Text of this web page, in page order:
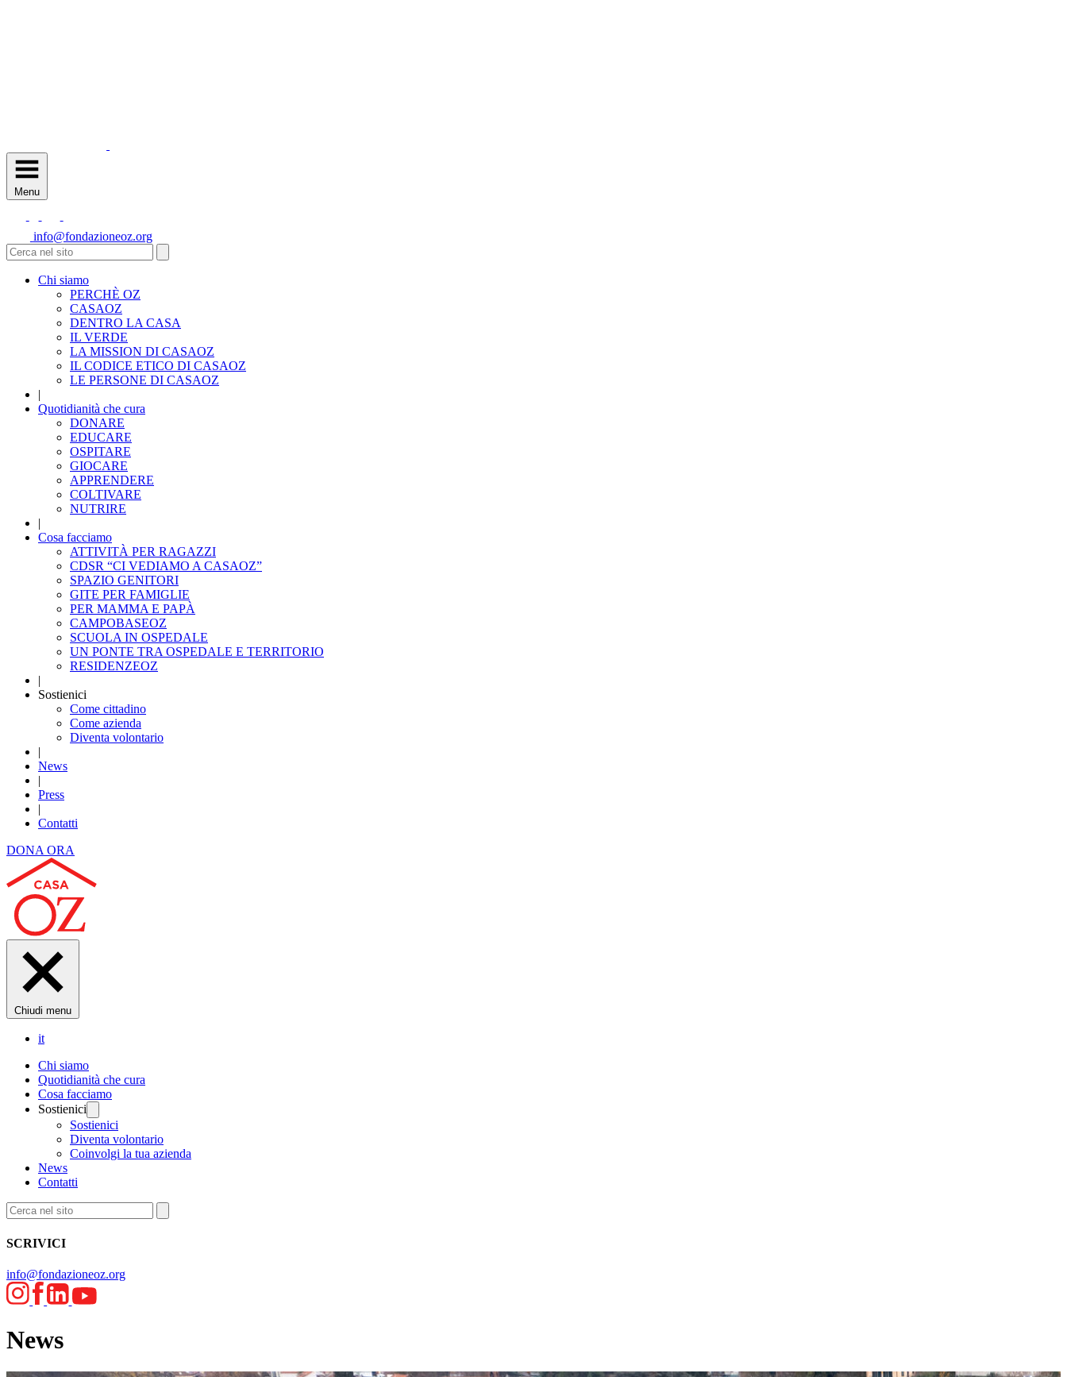
Menu
info@fondazioneoz.org
Chi siamo
PERCHÈ OZ
CASAOZ
DENTRO LA CASA
IL VERDE
LA MISSION DI CASAOZ
IL CODICE ETICO DI CASAOZ
LE PERSONE DI CASAOZ
|
Quotidianità che cura
DONARE
EDUCARE
OSPITARE
GIOCARE
APPRENDERE
COLTIVARE
NUTRIRE
|
Cosa facciamo
ATTIVITÀ PER RAGAZZI
CDSR “CI VEDIAMO A CASAOZ”
SPAZIO GENITORI
GITE PER FAMIGLIE
PER MAMMA E PAPÀ
CAMPOBASEOZ
SCUOLA IN OSPEDALE
UN PONTE TRA OSPEDALE E TERRITORIO
RESIDENZEOZ
|
Sostienici
Come cittadino
Come azienda
Diventa volontario
|
News
|
Press
|
Contatti
DONA ORA
Chiudi menu
it
Chi siamo
Quotidianità che cura
Cosa facciamo
Sostienici
Sostienici
Diventa volontario
Coinvolgi la tua azienda
News
Contatti
SCRIVICI
info@fondazioneoz.org
News